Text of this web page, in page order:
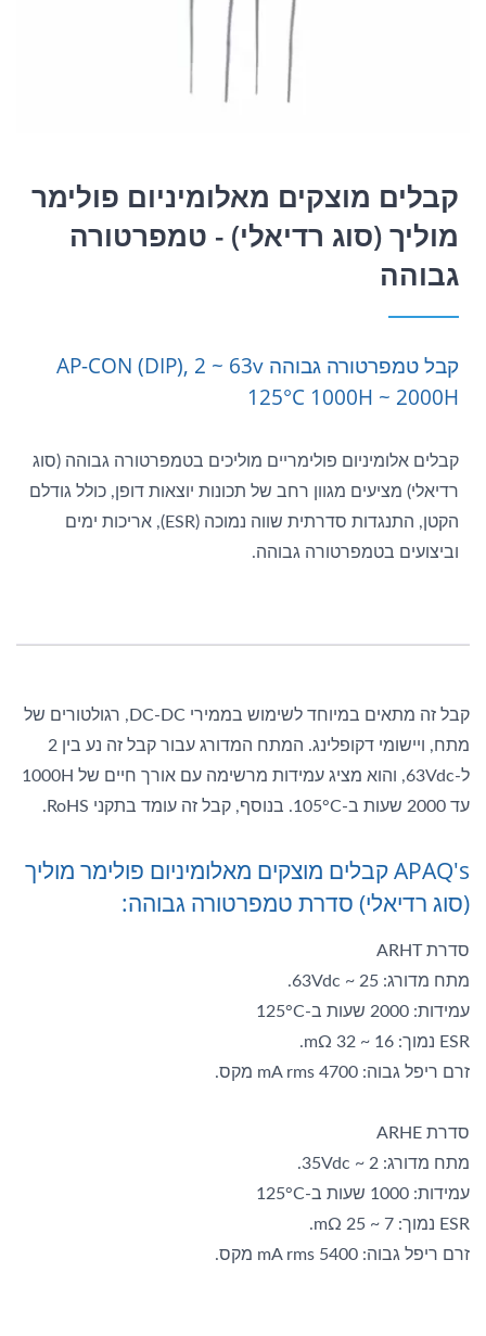
קבלים מוצקים מאלומיניום פולימר
מוליך (סוג רדיאלי) - טמפרטורה
גבוהה
קבל טמפרטורה גבוהה AP-CON (DIP), 2 ~ 63v
125°C 1000H ~ 2000H
קבלים אלומיניום פולימריים מוליכים בטמפרטורה גבוהה (סוג
רדיאלי) מציעים מגוון רחב של תכונות יוצאות דופן, כולל גודלם
הקטן, התנגדות סדרתית שווה נמוכה (ESR), אריכות ימים
וביצועים בטמפרטורה גבוהה.
קבל זה מתאים במיוחד לשימוש בממירי DC-DC, רגולטורים של
מתח, ויישומי דקופלינג. המתח המדורג עבור קבל זה נע בין 2
ל-63Vdc, והוא מציג עמידות מרשימה עם אורך חיים של 1000H
עד 2000 שעות ב-105°C. בנוסף, קבל זה עומד בתקני RoHS.
APAQ's קבלים מוצקים מאלומיניום פולימר מוליך
(סוג רדיאלי) סדרת טמפרטורה גבוהה:
סדרת ARHT
מתח מדורג: 25 ~ 63Vdc.
עמידות: 2000 שעות ב-125°C
ESR נמוך: 16 ~ 32 mΩ.
זרם ריפל גבוה: 4700 mA rms מקס.
סדרת ARHE
מתח מדורג: 2 ~ 35Vdc.
עמידות: 1000 שעות ב-125°C
ESR נמוך: 7 ~ 25 mΩ.
זרם ריפל גבוה: 5400 mA rms מקס.